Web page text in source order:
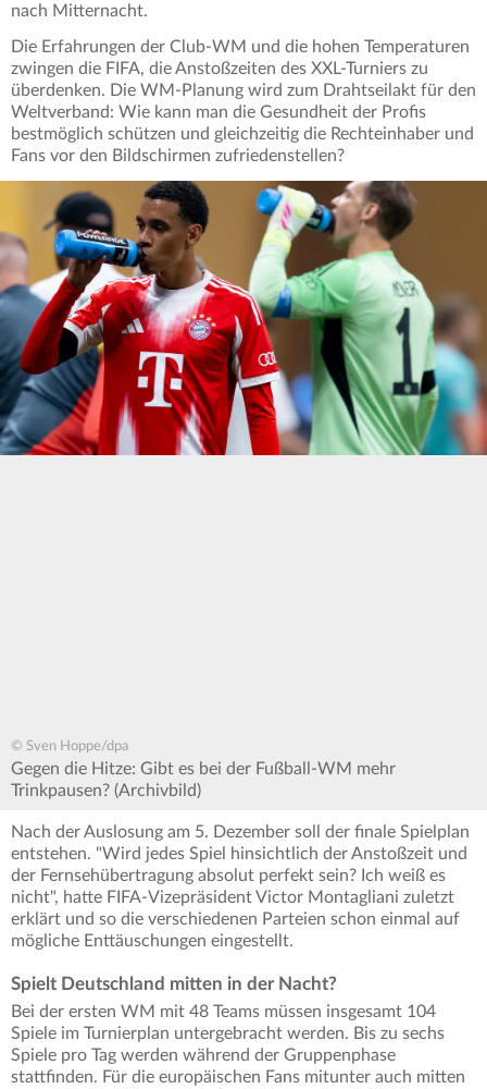
nach Mitternacht.
Die Erfahrungen der Club-WM und die hohen Temperaturen
zwingen die FIFA, die Anstoßzeiten des XXL-Turniers zu
überdenken. Die WM-Planung wird zum Drahtseilakt für den
Weltverband: Wie kann man die Gesundheit der Profis
bestmöglich schützen und gleichzeitig die Rechteinhaber und
Fans vor den Bildschirmen zufriedenstellen?
© Sven Hoppe/dpa
Gegen die Hitze: Gibt es bei der Fußball-WM mehr
Trinkpausen? (Archivbild)
Nach der Auslosung am 5. Dezember soll der finale Spielplan
entstehen. "Wird jedes Spiel hinsichtlich der Anstoßzeit und
der Fernsehübertragung absolut perfekt sein? Ich weiß es
nicht", hatte FIFA-Vizepräsident Victor Montagliani zuletzt
erklärt und so die verschiedenen Parteien schon einmal auf
mögliche Enttäuschungen eingestellt.
Spielt Deutschland mitten in der Nacht?
Bei der ersten WM mit 48 Teams müssen insgesamt 104
Spiele im Turnierplan untergebracht werden. Bis zu sechs
Spiele pro Tag werden während der Gruppenphase
stattfinden. Für die europäischen Fans mitunter auch mitten